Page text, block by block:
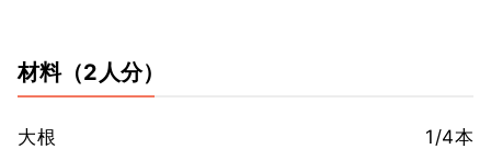
材料（2人分）
大根
1/4本